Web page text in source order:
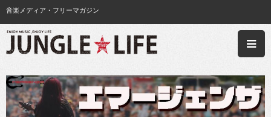
音楽メディア・フリーマガジン